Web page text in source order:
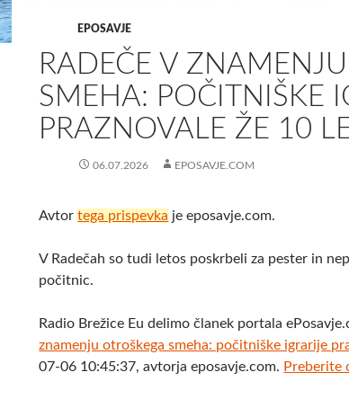
EPOSAVJE
RADEČE V
SMEHA: POČITNIŠKE
PRAZNOVALE ŽE 10
06.07.2026 EPOSAVJE.COM
Avtortega prispevka je eposavje.com.
V Radečah so tudi letos poskrbeli za pester in
počitnic.
Radio Brežice Eu delimo članek portala
znamenju otroškega smeha: počitniške igrarije
07-06 10:45:37, avtorja eposavje.com. Preberite